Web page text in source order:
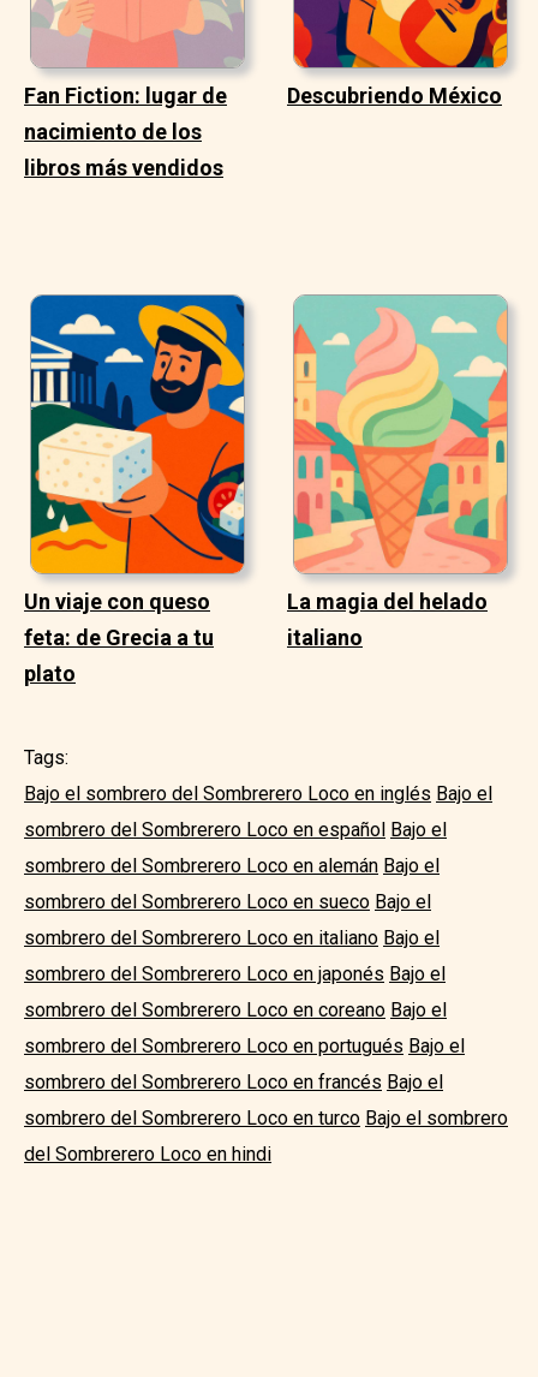
Fan Fiction: lugar de
nacimiento de los
libros más vendidos
Descubriendo México
Un viaje con queso
feta: de Grecia a tu
plato
La magia del helado
italiano
Tags:
Bajo el sombrero del Sombrerero Loco en inglés Bajo el
sombrero del Sombrerero Loco en español Bajo el
sombrero del Sombrerero Loco en alemán Bajo el
sombrero del Sombrerero Loco en sueco Bajo el
sombrero del Sombrerero Loco en italiano Bajo el
sombrero del Sombrerero Loco en japonés Bajo el
sombrero del Sombrerero Loco en coreano Bajo el
sombrero del Sombrerero Loco en portugués Bajo el
sombrero del Sombrerero Loco en francés Bajo el
sombrero del Sombrerero Loco en turco Bajo el sombrero
del Sombrerero Loco en hindi